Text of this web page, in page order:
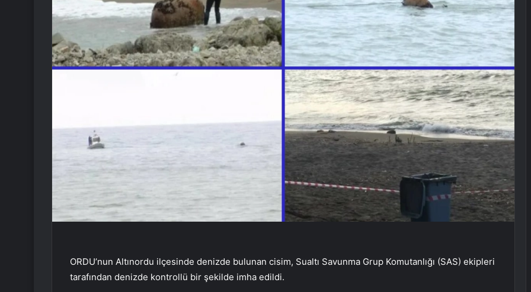
ORDU’nun Altınordu ilçesinde denizde bulunan cisim, Sualtı Savunma Grup Komutanlığı (SAS) ekipleri
tarafından denizde kontrollü bir şekilde imha edildi.